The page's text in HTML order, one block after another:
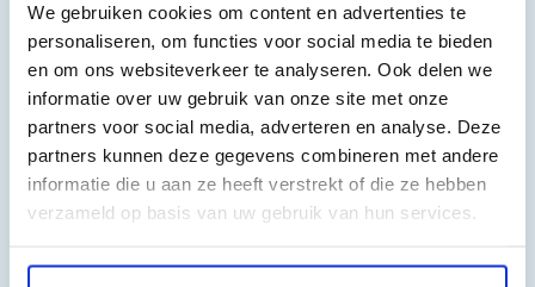
We gebruiken cookies om content en advertenties te
personaliseren, om functies voor social media te bieden
en om ons websiteverkeer te analyseren. Ook delen we
informatie over uw gebruik van onze site met onze
partners voor social media, adverteren en analyse. Deze
partners kunnen deze gegevens combineren met andere
informatie die u aan ze heeft verstrekt of die ze hebben
verzameld op basis van uw gebruik van hun services.
Canon Pixma IP1200, Canon Pixma IP1300, Canon Pixma
IP1600, Canon Pixma IP1700, Canon Pixma IP1800, Canon
Pixma IP2200, Canon Pixma IP2500, Canon Pixma IP2600,
Canon Pixma IP6210 D, Canon Pixma IP6220 D, Canon Pixma
IP6310 D, Canon Pixma MP140, Canon Pixma MP150, Canon
Pixma MP160, Canon Pixma MP170, Canon Pixma MP180,
Canon Pixma MP190, Canon Pixma MP210, Canon Pixma
Pixma MP460, Canon Pixma MP470, Canon Pixma MX300,